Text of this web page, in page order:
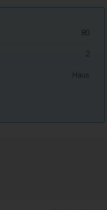
80
2
Haus